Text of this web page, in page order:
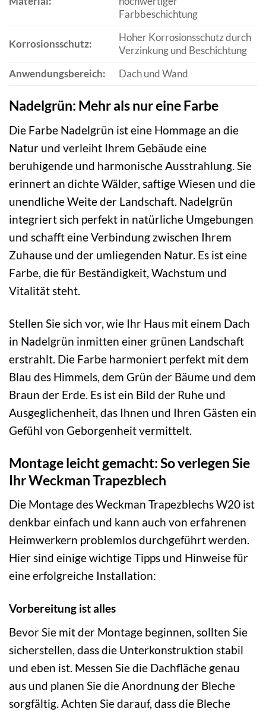
Farbbeschichtung
Korrosionsschutz:
Hoher Korrosionsschutz durch
Verzinkung und Beschichtung
Anwendungsbereich:
Dach und Wand
Nadelgrün: Mehr als nur eine Farbe
Die Farbe Nadelgrün ist eine Hommage an die
Natur und verleiht Ihrem Gebäude eine
beruhigende und harmonische Ausstrahlung. Sie
erinnert an dichte Wälder, saftige Wiesen und die
unendliche Weite der Landschaft. Nadelgrün
integriert sich perfekt in natürliche Umgebungen
und schafft eine Verbindung zwischen Ihrem
Zuhause und der umliegenden Natur. Es ist eine
Farbe, die für Beständigkeit, Wachstum und
Vitalität steht.
Stellen Sie sich vor, wie Ihr Haus mit einem Dach
in Nadelgrün inmitten einer grünen Landschaft
erstrahlt. Die Farbe harmoniert perfekt mit dem
Blau des Himmels, dem Grün der Bäume und dem
Braun der Erde. Es ist ein Bild der Ruhe und
Ausgeglichenheit, das Ihnen und Ihren Gästen ein
Gefühl von Geborgenheit vermittelt.
Montage leicht gemacht: So verlegen Sie
Ihr Weckman Trapezblech
Die Montage des Weckman Trapezblechs W20 ist
denkbar einfach und kann auch von erfahrenen
Heimwerkern problemlos durchgeführt werden.
Hier sind einige wichtige Tipps und Hinweise für
eine erfolgreiche Installation:
Vorbereitung ist alles
Bevor Sie mit der Montage beginnen, sollten Sie
sicherstellen, dass die Unterkonstruktion stabil
und eben ist. Messen Sie die Dachfläche genau
aus und planen Sie die Anordnung der Bleche
sorgfältig. Achten Sie darauf, dass die Bleche